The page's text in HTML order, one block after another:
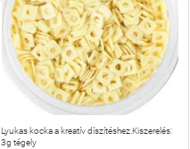
Lyukas kocka a kreatív díszítéshez.Kiszerelés:
3g tégely